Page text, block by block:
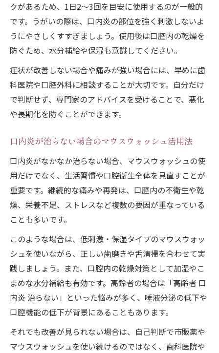
クがあるため、1日2～3回を目安に使用するのが一般的
です。うがいの際は、口内炎の部位を強く刺激しないよ
うにやさしくすすぎましょう。使用後は口腔内の乾燥を
防ぐため、水分補給や保湿も意識してください。
症状が改善しない場合や痛みが強い場合には、早めに歯
科医院や口腔外科に相談することが大切です。自分だけ
で判断せず、専門家のアドバイスを受けることで、悪化
や長期化を防ぐことができます。
口内炎が治らない場合のマウスウォッシュ活用法
口内炎がなかなか治らない場合、マウスウォッシュの使
用だけでなく、生活習慣や口腔衛生全体を見直すことが
重要です。継続的な痛みや再発は、口腔内の不衛生や乾
燥、栄養不足、ストレスなど複数の要因が重なっている
ことも多いです。
このような場合は、低刺激・保湿タイプのマウスウォッ
シュを使いながら、正しい歯磨きや舌清掃を合わせて実
践しましょう。また、口腔内の乾燥対策として加湿やこ
まめな水分補給も有効です。高齢者の場合は「高齢者 口
内炎 治らない」といった悩みが多く、唾液分泌の低下や
口腔機能の低下が背景にあることもあります。
それでも改善が見られない場合は、自己判断で市販薬や
マウスウォッシュを使い続けるのではなく、歯科医院や